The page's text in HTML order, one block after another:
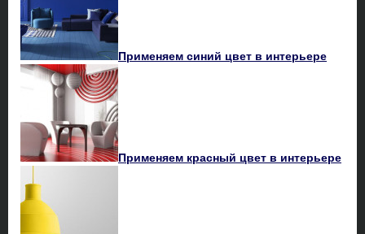
Применяем синий цвет в интерьере
Применяем красный цвет в интерьере